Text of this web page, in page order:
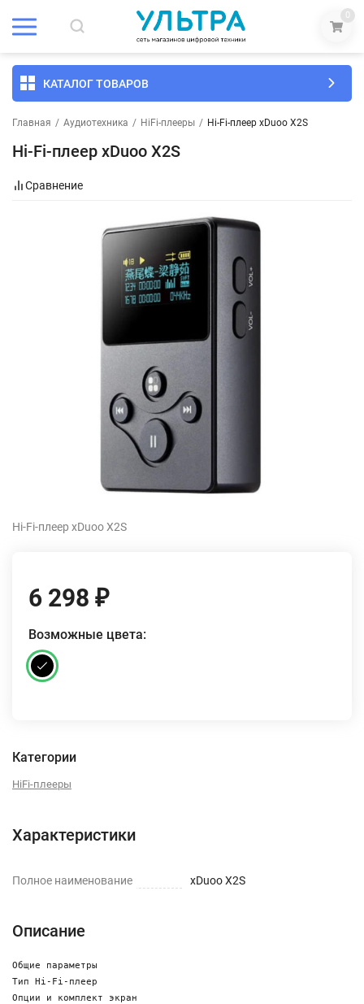
0
КАТАЛОГ ТОВАРОВ
Главная / Аудиотехника / HiFi-плееры / Hi-Fi-плеер xDuoo X2S
Hi-Fi-плеер xDuoo X2S
Сравнение
Hi-Fi-плеер xDuoo X2S
6 298 ₽
Возможные цвета:
Категории
HiFi-плееры
Характеристики
Полное наименование xDuoo X2S
Описание
Общие параметры
Тип Hi-Fi-плеер
Опции и комплект экран